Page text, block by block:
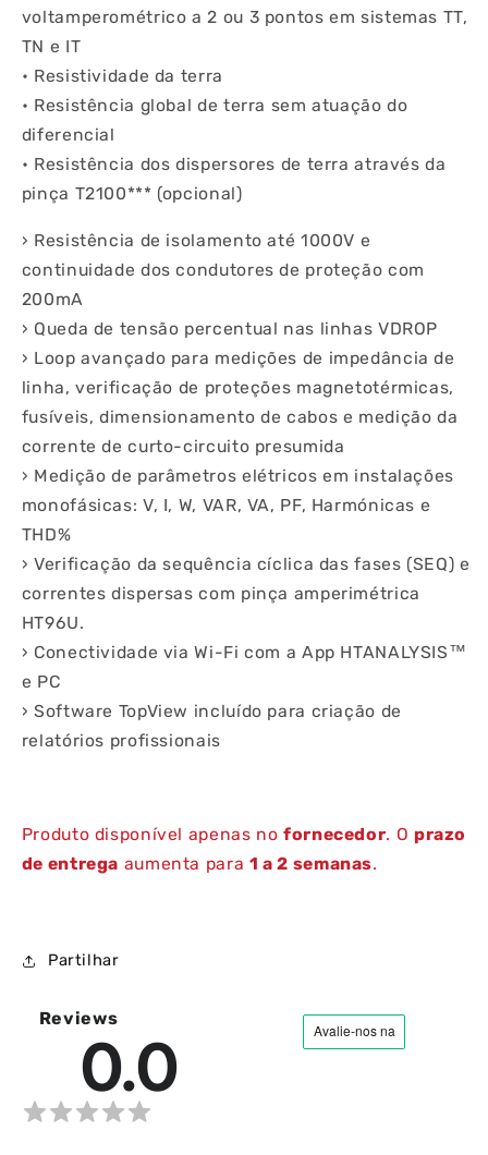
voltamperométrico a 2 ou 3 pontos em sistemas TT,
TN e IT
• Resistividade da terra
• Resistência global de terra sem atuação do
diferencial
• Resistência dos dispersores de terra através da
pinça T2100*** (opcional)
› Resistência de isolamento até 1000V e
continuidade dos condutores de proteção com
200mA
› Queda de tensão percentual nas linhas VDROP
› Loop avançado para medições de impedância de
linha, verificação de proteções magnetotérmicas,
fusíveis, dimensionamento de cabos e medição da
corrente de curto-circuito presumida
› Medição de parâmetros elétricos em instalações
monofásicas: V, I, W, VAR, VA, PF, Harmónicas e
THD%
› Verificação da sequência cíclica das fases (SEQ) e
correntes dispersas com pinça amperimétrica
HT96U.
› Conectividade via Wi-Fi com a App HTANALYSIS™
e PC
› Software TopView incluído para criação de
relatórios profissionais
Produto disponível apenas nofornecedor. O prazo
de entrega aumenta para 1 a 2 semanas.
Partilhar
Reviews
0.0